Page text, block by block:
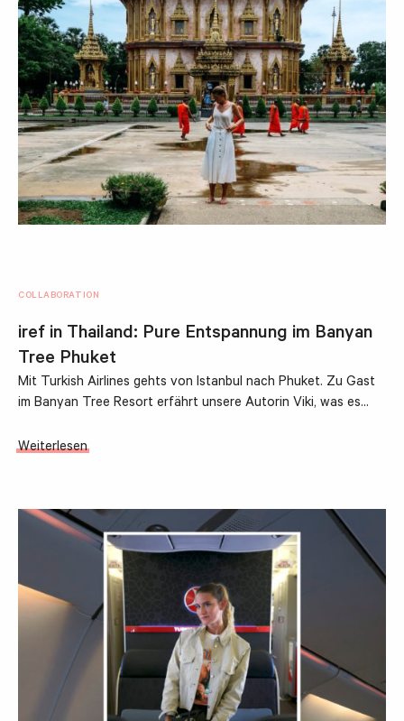
COLLABORATION
iref in Thailand: Pure Entspannung im Banyan
Tree Phuket
Mit Turkish Airlines gehts von Istanbul nach Phuket. Zu Gast
im Banyan Tree Resort erfährt unsere Autorin Viki, was es…
Weiterlesen